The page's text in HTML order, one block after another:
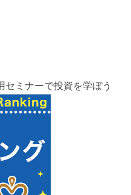
ミナーで投資を学ぼう